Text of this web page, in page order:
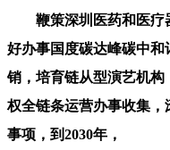
鞭策深圳医药和医疗
好办事国度碳达峰碳中
销，培育链从型演艺机
权全链条运营办事收集
事项，到2030年，